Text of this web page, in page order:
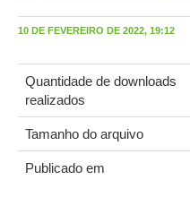
10 DE FEVEREIRO DE 2022, 19:12
Quantidade de downloads
realizados
Tamanho do arquivo
Publicado em